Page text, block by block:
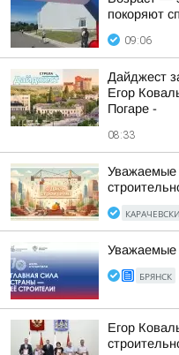
покоряют
09:06
Дайджест
Егор
Погаре -
08:33
Уважаемые
Уважаемые
БРЯНСК
Егор